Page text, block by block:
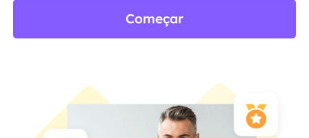
Começar